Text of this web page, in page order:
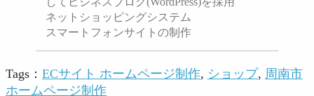
ネットショッピングシステム
スマートフォンサイトの制作
Tags： ECサイト ホームページ制作, ショップ, 周南市
ホームページ制作